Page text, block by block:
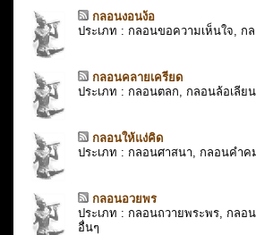
กลอนงอนง้อ
ประเภท : กลอนขอความเห็นใจ,
กลอนคลายเครียด
ประเภท : กลอนตลก, กลอนล้อเลีย
กลอนให้แง่คิด
ประเภท : กลอนศาสนา, กลอนคำ
กลอนอวยพร
ประเภท : กลอนถวายพระพร, กล
อื่นๆ